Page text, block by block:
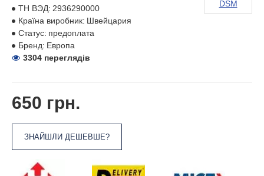
650 грн.
ЗНАЙШЛИ ДЕШЕВШЕ?
ТН ВЭД: 2936290000
Країна виробник: Швейцария
Статус: предоплата
Бренд: Европа
DSM
3304 переглядів